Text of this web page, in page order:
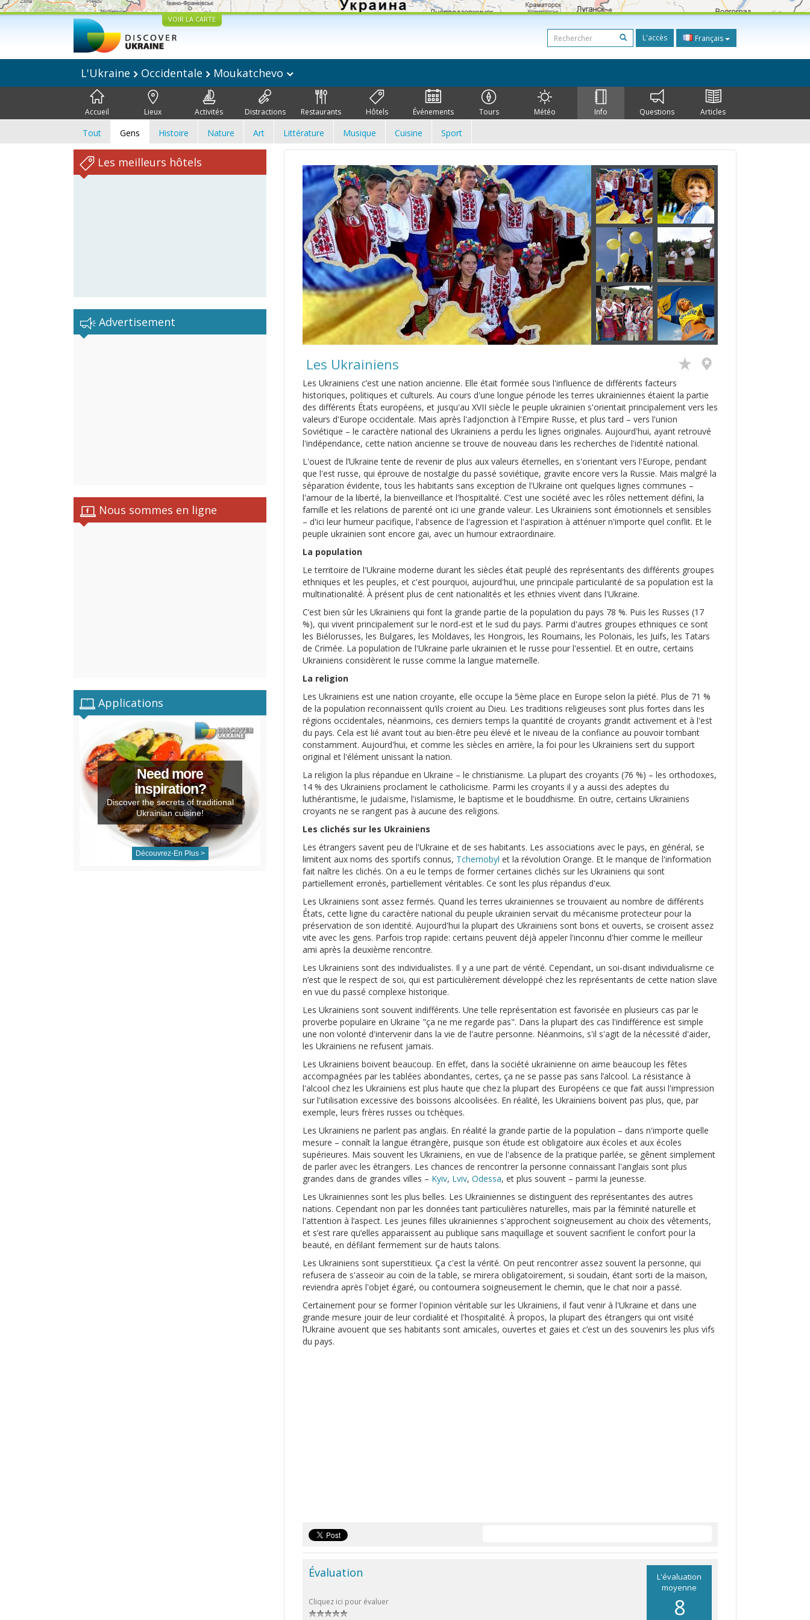
VOIR LA CARTE
L'accès Français
L'Ukraine Occidentale Moukatchevo
Accueil Lieux Activités Distractions Restaurants Hôtels Événements Tours Météo Info Questions Articles
Tout Gens Histoire Nature Art Littérature Musique Cuisine Sport
Les meilleurs hôtels
Advertisement
Nous sommes en ligne
Applications
Need more
inspiration?
Discover the secrets of traditional
Ukrainian cuisine!
Découvrez-En Plus >
Les Ukrainiens
Les Ukrainiens c’est une nation ancienne. Elle était formée sous l'influence de différents facteurs
historiques, politiques et culturels. Au cours d'une longue période les terres ukrainiennes étaient la partie
des différents États européens, et jusqu'au XVII siècle le peuple ukrainien s'orientait principalement vers les
valeurs d'Europe occidentale. Mais après l'adjonction à l'Empire Russe, et plus tard – vers l'union
Soviétique – le caractère national des Ukrainiens a perdu les lignes originales. Aujourd'hui, ayant retrouvé
l'indépendance, cette nation ancienne se trouve de nouveau dans les recherches de l'identité national.
L'ouest de l’Ukraine tente de revenir de plus aux valeurs éternelles, en s'orientant vers l'Europe, pendant
que l'est russe, qui éprouve de nostalgie du passé soviétique, gravite encore vers la Russie. Mais malgré la
séparation évidente, tous les habitants sans exception de l'Ukraine ont quelques lignes communes –
l'amour de la liberté, la bienveillance et l'hospitalité. C’est une société avec les rôles nettement défini, la
famille et les relations de parenté ont ici une grande valeur. Les Ukrainiens sont émotionnels et sensibles
– d'ici leur humeur pacifique, l'absence de l'agression et l'aspiration à atténuer n'importe quel conflit. Et le
peuple ukrainien sont encore gai, avec un humour extraordinaire.
La population
Le territoire de l'Ukraine moderne durant les siècles était peuplé des représentants des différents groupes
ethniques et les peuples, et c'est pourquoi, aujourd'hui, une principale particularité de sa population est la
multinationalité. À présent plus de cent nationalités et les ethnies vivent dans l'Ukraine.
C’est bien sûr les Ukrainiens qui font la grande partie de la population du pays 78 %. Puis les Russes (17
%), qui vivent principalement sur le nord-est et le sud du pays. Parmi d'autres groupes ethniques ce sont
les Biélorusses, les Bulgares, les Moldaves, les Hongrois, les Roumains, les Polonais, les Juifs, les Tatars
de Crimée. La population de l'Ukraine parle ukrainien et le russe pour l'essentiel. Et en outre, certains
Ukrainiens considèrent le russe comme la langue maternelle.
La religion
Les Ukrainiens est une nation croyante, elle occupe la 5ème place en Europe selon la piété. Plus de 71 %
de la population reconnaissent qu’ils croient au Dieu. Les traditions religieuses sont plus fortes dans les
régions occidentales, néanmoins, ces derniers temps la quantité de croyants grandit activement et à l'est
du pays. Cela est lié avant tout au bien-être peu élevé et le niveau de la confiance au pouvoir tombant
constamment. Aujourd'hui, et comme les siècles en arrière, la foi pour les Ukrainiens sert du support
original et l'élément unissant la nation.
La religion la plus répandue en Ukraine – le christianisme. La plupart des croyants (76 %) – les orthodoxes,
14 % des Ukrainiens proclament le catholicisme. Parmi les croyants il y a aussi des adeptes du
luthérantisme, le judaïsme, l'islamisme, le baptisme et le bouddhisme. En outre, certains Ukrainiens
croyants ne se rangent pas à aucune des religions.
Les clichés sur les Ukrainiens
Les étrangers savent peu de l'Ukraine et de ses habitants. Les associations avec le pays, en général, se
limitent aux noms des sportifs connus, Tchernobyl et la révolution Orange. Et le manque de l'information
fait naître les clichés. On a eu le temps de former certaines clichés sur les Ukrainiens qui sont
partiellement erronés, partiellement véritables. Ce sont les plus répandus d'eux.
Les Ukrainiens sont assez fermés. Quand les terres ukrainiennes se trouvaient au nombre de différents
États, cette ligne du caractère national du peuple ukrainien servait du mécanisme protecteur pour la
préservation de son identité. Aujourd'hui la plupart des Ukrainiens sont bons et ouverts, se croisent assez
vite avec les gens. Parfois trop rapide: certains peuvent déjà appeler l'inconnu d'hier comme le meilleur
ami après la deuxième rencontre.
Les Ukrainiens sont des individualistes. Il y a une part de vérité. Cependant, un soi-disant individualisme ce
n’est que le respect de soi, qui est particulièrement développé chez les représentants de cette nation slave
en vue du passé complexe historique.
Les Ukrainiens sont souvent indifférents. Une telle représentation est favorisée en plusieurs cas par le
proverbe populaire en Ukraine "ça ne me regarde pas". Dans la plupart des cas l'indifférence est simple
une non volonté d'intervenir dans la vie de l'autre personne. Néanmoins, s'il s'agit de la nécessité d'aider,
les Ukrainiens ne refusent jamais.
Les Ukrainiens boivent beaucoup. En effet, dans la société ukrainienne on aime beaucoup les fêtes
accompagnées par les tablées abondantes, certes, ça ne se passe pas sans l’alcool. La résistance à
l'alcool chez les Ukrainiens est plus haute que chez la plupart des Européens ce que fait aussi l'impression
sur l'utilisation excessive des boissons alcoolisées. En réalité, les Ukrainiens boivent pas plus, que, par
exemple, leurs frères russes ou tchèques.
Les Ukrainiens ne parlent pas anglais. En réalité la grande partie de la population – dans n'importe quelle
mesure – connaît la langue étrangère, puisque son étude est obligatoire aux écoles et aux écoles
supérieures. Mais souvent les Ukrainiens, en vue de l'absence de la pratique parlée, se gênent simplement
de parler avec les étrangers. Les chances de rencontrer la personne connaissant l'anglais sont plus
grandes dans de grandes villes – Kyiv, Lviv, Odessa, et plus souvent – parmi la jeunesse.
Les Ukrainiennes sont les plus belles. Les Ukrainiennes se distinguent des représentantes des autres
nations. Cependant non par les données tant particulières naturelles, mais par la féminité naturelle et
l'attention à l’aspect. Les jeunes filles ukrainiennes s'approchent soigneusement au choix des vêtements,
et s’est rare qu’elles apparaissent au publique sans maquillage et souvent sacrifient le confort pour la
beauté, en défilant fermement sur de hauts talons.
Les Ukrainiens sont superstitieux. Ça c'est la vérité. On peut rencontrer assez souvent la personne, qui
refusera de s'asseoir au coin de la table, se mirera obligatoirement, si soudain, étant sorti de la maison,
reviendra après l'objet égaré, ou contournera soigneusement le chemin, que le chat noir a passé.
Certainement pour se former l'opinion véritable sur les Ukrainiens, il faut venir à l'Ukraine et dans une
grande mesure jouir de leur cordialité et l'hospitalité. À propos, la plupart des étrangers qui ont visité
l’Ukraine avouent que ses habitants sont amicales, ouvertes et gaies et c’est un des souvenirs les plus vifs
du pays.
L'évaluation
moyenne
8
Évaluation
Cliquez ici pour évaluer